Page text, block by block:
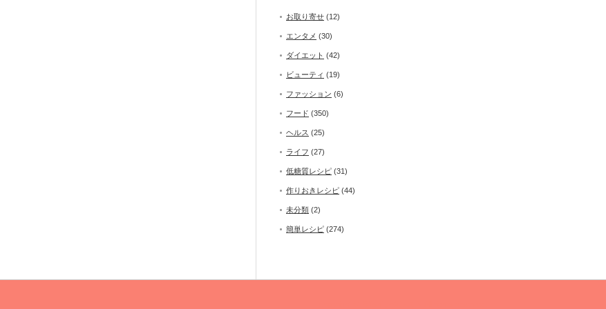
お取り寄せ (12)
エンタメ (30)
ダイエット (42)
ビューティ (19)
ファッション (6)
フード (350)
ヘルス (25)
ライフ (27)
低糖質レシピ (31)
作りおきレシピ (44)
未分類 (2)
簡単レシピ (274)